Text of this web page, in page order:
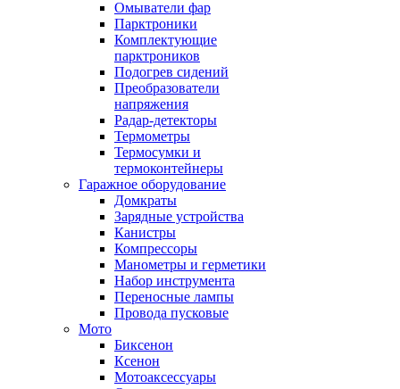
Омыватели фар
Парктроники
Комплектующие
парктроников
Подогрев сидений
Преобразователи
напряжения
Радар-детекторы
Термометры
Термосумки и
термоконтейнеры
Гаражное оборудование
Домкраты
Зарядные устройства
Канистры
Компрессоры
Манометры и герметики
Набор инструмента
Переносные лампы
Провода пусковые
Мото
Биксенон
Ксенон
Мотоаксессуары